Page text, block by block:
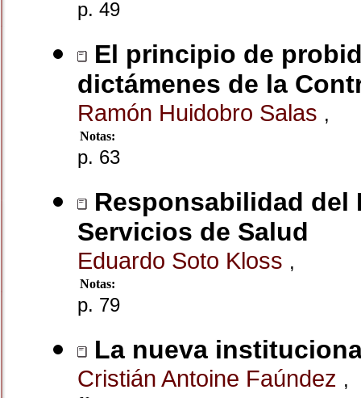
p. 49
El principio de
dictámenes de la
Ramón Huidobro Salas ,
Notas:
p. 63
Responsabilidad
Servicios de Salud
Eduardo Soto Kloss ,
Notas:
p. 79
La nueva
Cristián Antoine Faúndez ,